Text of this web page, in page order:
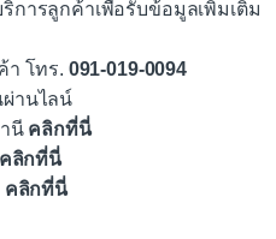
การลูกค้าเพื่อรับข้อมูลเพิ่มเติม
า โทร. 091-019-0094
านไลน์
นี คลิกที่นี่
คลิกที่นี่
คลิกที่นี่